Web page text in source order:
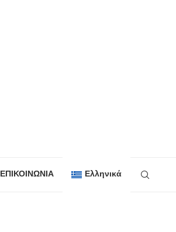
ΕΠΙΚΟΙΝΩΝΙΑ Ελληνικά